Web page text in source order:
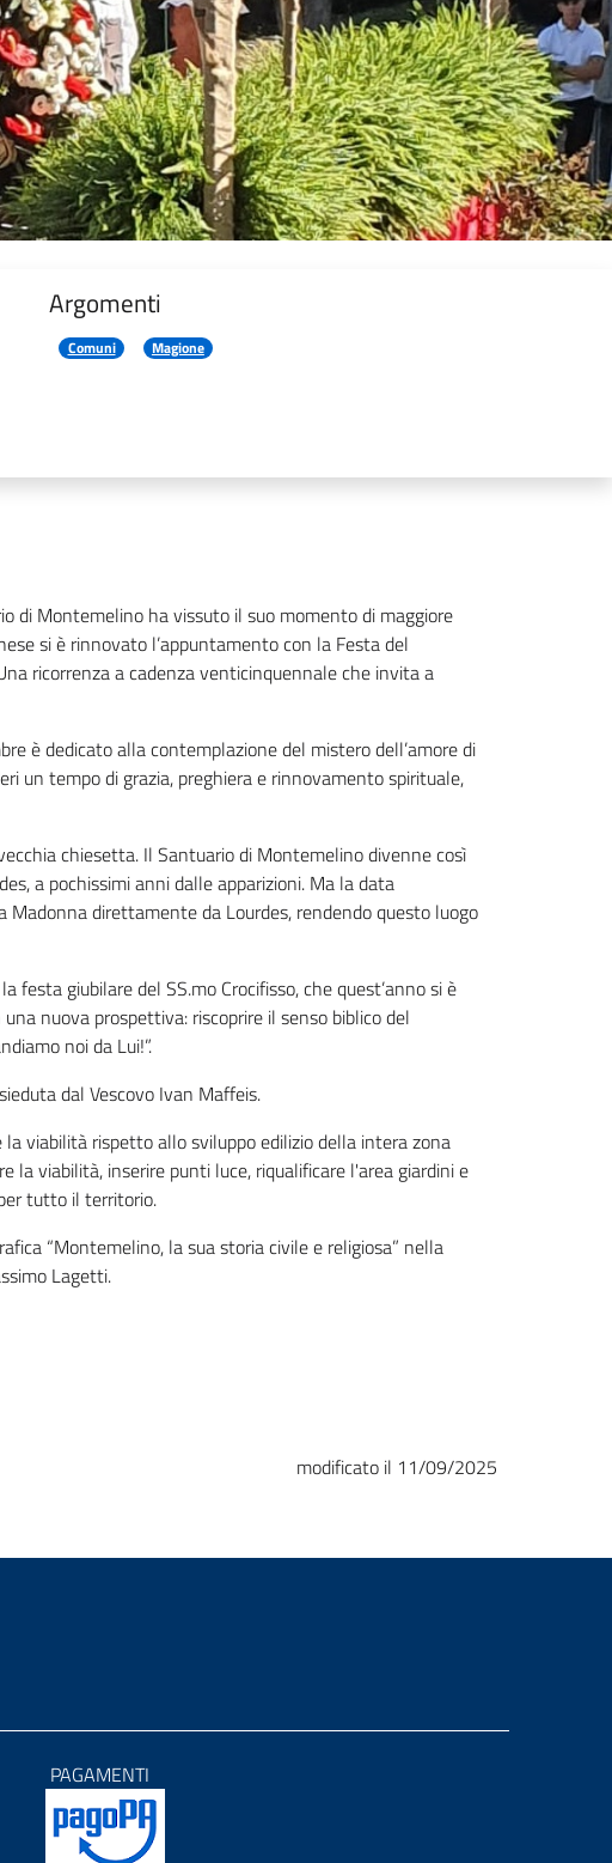
Argomenti
Comuni Magione
di Montemelino ha vissuto il suo momento di maggiore
si è rinnovato l’appuntamento con la Festa del
ricorrenza a cadenza venticinquennale che invita a
è dedicato alla contemplazione del mistero dell’amore di
un tempo di grazia, preghiera e rinnovamento spirituale,
chiesetta. Il Santuario di Montemelino divenne così
a pochissimi anni dalle apparizioni. Ma la data
direttamente da Lourdes, rendendo questo luogo
giubilare del SS.mo Crocifisso, che quest’anno si è
nuova prospettiva: riscoprire il senso biblico del
noi da Lui!”.
dal Vescovo Ivan Maffeis.
viabilità rispetto allo sviluppo edilizio della intera zona
la viabilità, inserire punti luce, riqualificare l'area giardini e
tutto il territorio.
“Montemelino, la sua storia civile e religiosa” nella
Lagetti.
modificato il 11/09/2025
PAGAMENTI